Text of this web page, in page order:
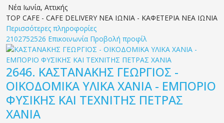
Νέα Ιωνία, Αττικής
TOP CAFE - CAFE DELIVERY ΝΕΑ ΙΩΝΙΑ - ΚΑΦΕΤΕΡΙΑ ΝΕΑ ΙΩΝΙΑ
Περισσότερες πληροφορίες
2102752526 Επικοινωνία Προβολή προφίλ
2646. ΚΑΣΤΑΝΑΚΗΣ ΓΕΩΡΓΙΟΣ -
ΟΙΚΟΔΟΜΙΚΑ ΥΛΙΚΑ ΧΑΝΙΑ - ΕΜΠΟΡΙΟ
ΦΥΣΙΚΗΣ ΚΑΙ ΤΕΧΝΙΤΗΣ ΠΕΤΡΑΣ
ΧΑΝΙΑ